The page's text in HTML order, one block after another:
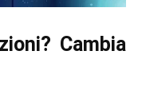
Cambia